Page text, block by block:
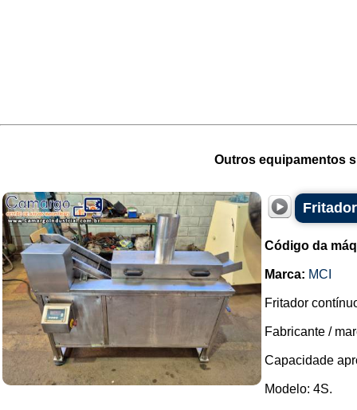
Outros equipamentos
Código da
Marca: MCI
Fritador
Fabricante /
Capacidade
Modelo: 4S.